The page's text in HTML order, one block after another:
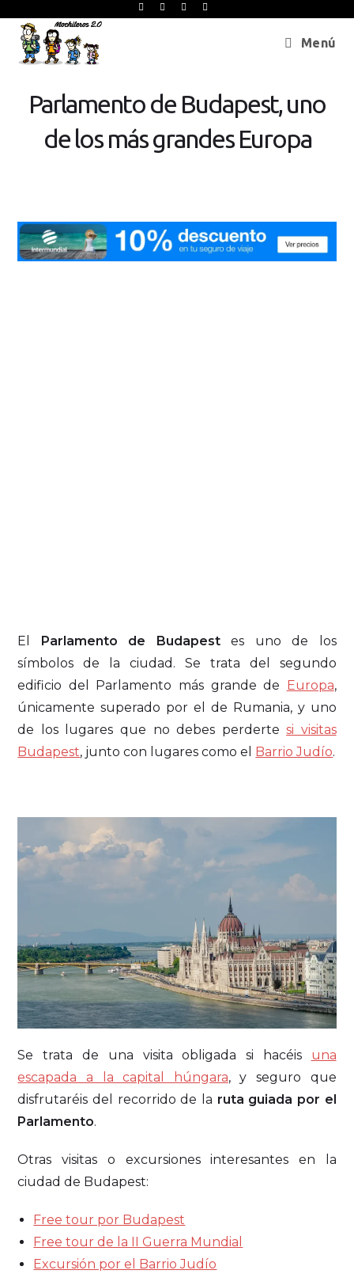
Menú
Parlamento de Budapest, uno
de los más grandes Europa
El Parlamento de Budapestes uno de los
símbolos de la ciudad. Se trata del segundo
edificio del Parlamento más grande de Europa,
únicamente superado por el de Rumania, y uno
de los lugares que no debes perdertesi visitas
Budapest, junto con lugares como el Barrio Judío.
Se trata de una visita obligada si hacéis una
escapada a la capital húngara, y seguro que
disfrutaréis del recorrido de la ruta guiada por el
Parlamento.
Otras visitas o excursiones interesantes en la
ciudad de Budapest:
Free tour por Budapest
Free tour de la II Guerra Mundial
Excursión por el Barrio Judío